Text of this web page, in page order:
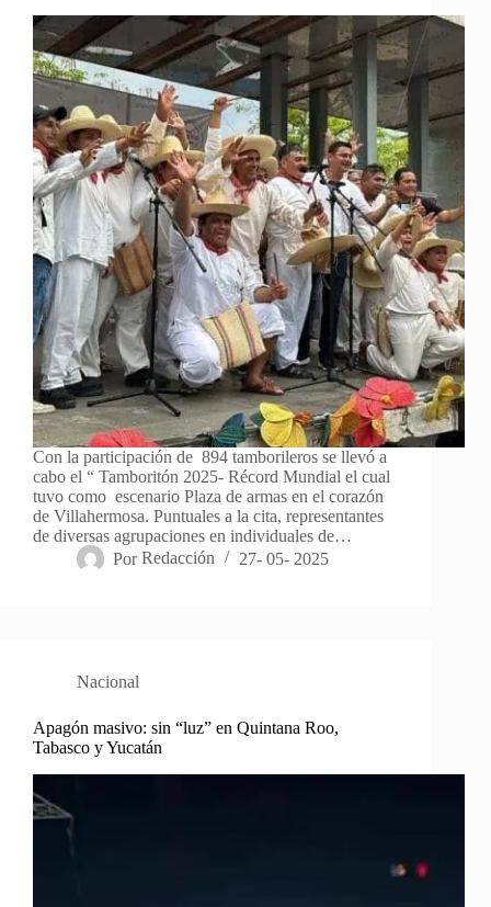
Con la participación de 894 tamborileros se llevó a
cabo el “ Tamboritón 2025- Récord Mundial el cual
tuvo como escenario Plaza de armas en el corazón
de Villahermosa. Puntuales a la cita, representantes
de diversas agrupaciones en individuales de…
Por Redacción 27- 05- 2025
Nacional
Apagón masivo: sin “luz” en Quintana Roo,
Tabasco y Yucatán